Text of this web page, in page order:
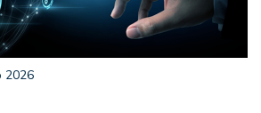
2026